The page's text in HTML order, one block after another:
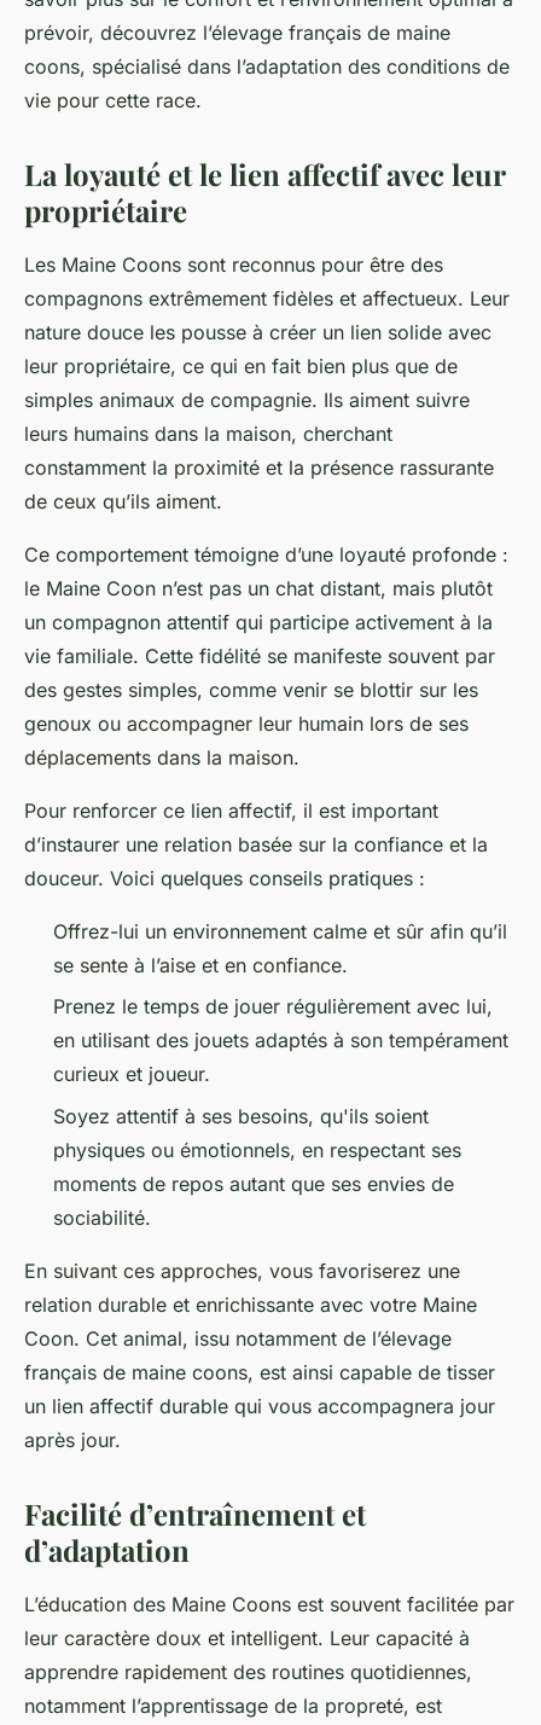
prévoir, découvrez l’élevage français de maine
coons, spécialisé dans l’adaptation des conditions de
vie pour cette race.
La loyauté et le lien affectif avec leur
propriétaire
Les Maine Coons sont reconnus pour être des
compagnons extrêmement fidèles et affectueux. Leur
nature douce les pousse à créer un lien solide avec
leur propriétaire, ce qui en fait bien plus que de
simples animaux de compagnie. Ils aiment suivre
leurs humains dans la maison, cherchant
constamment la proximité et la présence rassurante
de ceux qu’ils aiment.
Ce comportement témoigne d’une loyauté profonde :
le Maine Coon n’est pas un chat distant, mais plutôt
un compagnon attentif qui participe activement à la
vie familiale. Cette fidélité se manifeste souvent par
des gestes simples, comme venir se blottir sur les
genoux ou accompagner leur humain lors de ses
déplacements dans la maison.
Pour renforcer ce lien affectif, il est important
d’instaurer une relation basée sur la confiance et la
douceur. Voici quelques conseils pratiques :
Offrez-lui un environnement calme et sûr afin qu’il
se sente à l’aise et en confiance.
Prenez le temps de jouer régulièrement avec lui,
en utilisant des jouets adaptés à son tempérament
curieux et joueur.
Soyez attentif à ses besoins, qu'ils soient
physiques ou émotionnels, en respectant ses
moments de repos autant que ses envies de
sociabilité.
En suivant ces approches, vous favoriserez une
relation durable et enrichissante avec votre Maine
Coon. Cet animal, issu notamment de l’élevage
français de maine coons, est ainsi capable de tisser
un lien affectif durable qui vous accompagnera jour
après jour.
Facilité d’entraînement et
d’adaptation
L’éducation des Maine Coons est souvent facilitée par
leur caractère doux et intelligent. Leur capacité à
apprendre rapidement des routines quotidiennes,
notamment l’apprentissage de la propreté, est